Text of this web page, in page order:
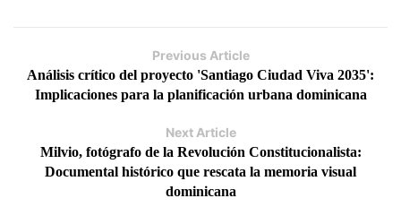
Previous Article
Análisis crítico del proyecto 'Santiago Ciudad Viva 2035':
Implicaciones para la planificación urbana dominicana
Next Article
Milvio, fotógrafo de la Revolución Constitucionalista:
Documental histórico que rescata la memoria visual
dominicana